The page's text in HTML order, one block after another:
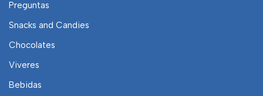
Preguntas
Snacks and Candies
Chocolates
Viveres
Bebidas